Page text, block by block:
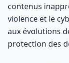
contenus
violence et le
aux évolutions
protection des